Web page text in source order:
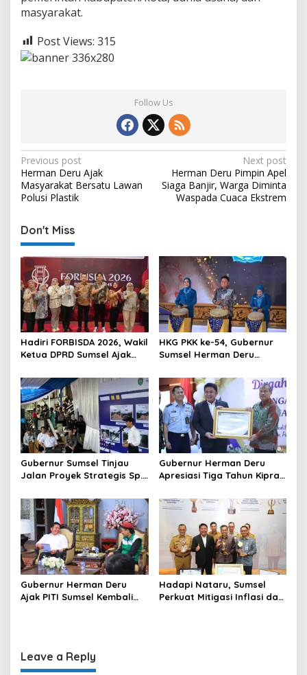
masyarakat.
Post Views: 315
Follow Us
P
o
s
t
n
a
v
i
g
a
t
i
o
n
Previous post
Herman Deru Ajak
Masyarakat Bersatu Lawan
Polusi Plastik
Next post
Herman Deru Pimpin Apel
Siaga Banjir, Warga Diminta
Waspada Cuaca Ekstrem
Don't Miss
Hadiri FORBISDA 2026, Wakil
Ketua DPRD Sumsel Ajak
Kekuatan Ekonomi Baru
HKG PKK ke-54, Gubernur
Sumsel Herman Deru
dan Penguatan Peran
Perempuan
Gubernur Sumsel Tinjau
Jalan Proyek Strategis Sp.
Desa Keman OKI
Gubernur Herman Deru
Apresiasi Tiga Tahun Kiprah
Pilar Keadilan Tata Usaha
Negara
Gubernur Herman Deru
Ajak PITI Sumsel Kembali
Hadapi Nataru, Sumsel
Perkuat Mitigasi Inflasi dan
Leave a Reply